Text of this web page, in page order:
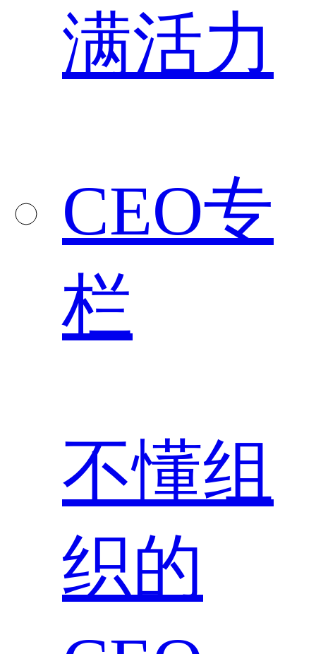
满活力
CEO专
栏
不懂组
织的